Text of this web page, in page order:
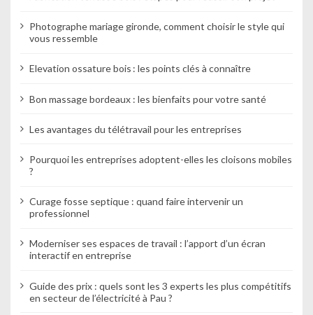
Photographe mariage gironde, comment choisir le style qui
vous ressemble
Elevation ossature bois : les points clés à connaître
Bon massage bordeaux : les bienfaits pour votre santé
Les avantages du télétravail pour les entreprises
Pourquoi les entreprises adoptent-elles les cloisons mobiles
?
Curage fosse septique : quand faire intervenir un
professionnel
Moderniser ses espaces de travail : l’apport d’un écran
interactif en entreprise
Guide des prix : quels sont les 3 experts les plus compétitifs
en secteur de l’électricité à Pau ?